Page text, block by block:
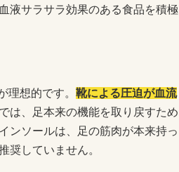
液サラサラ効果のある食品を積極
理想的です。 靴による圧迫が血流
は、足本来の機能を取り戻すため
ンソールは、足の筋肉が本来持っ
奨していません。